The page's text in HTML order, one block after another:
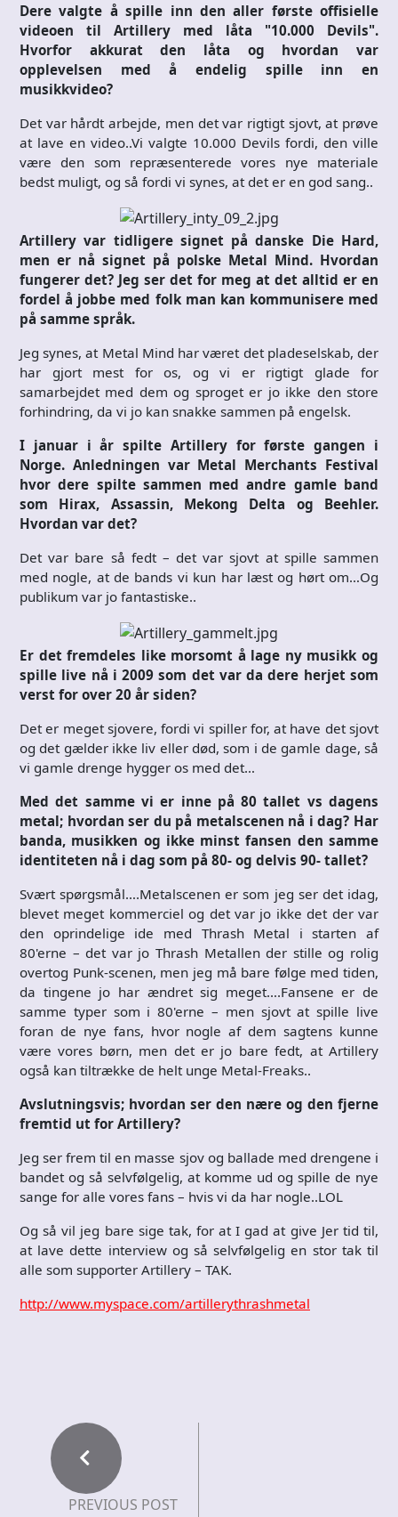
Dere valgte å spille inn den aller første offisielle
videoen til Artillery med låta "10.000 Devils".
Hvorfor akkurat den låta og hvordan var
opplevelsen med å endelig spille inn en
musikkvideo?
Det var hårdt arbejde, men det var rigtigt sjovt, at prøve
at lave en video..Vi valgte 10.000 Devils fordi, den ville
være den som repræsenterede vores nye materiale
bedst muligt, og så fordi vi synes, at det er en god sang..
Artillery var tidligere signet på danske Die Hard,
men er nå signet på polske Metal Mind. Hvordan
fungerer det? Jeg ser det for meg at det alltid er en
fordel å jobbe med folk man kan kommunisere med
på samme språk.
Jeg synes, at Metal Mind har været det pladeselskab, der
har gjort mest for os, og vi er rigtigt glade for
samarbejdet med dem og sproget er jo ikke den store
forhindring, da vi jo kan snakke sammen på engelsk.
I januar i år spilte Artillery for første gangen i
Norge. Anledningen var Metal Merchants Festival
hvor dere spilte sammen med andre gamle band
som Hirax, Assassin, Mekong Delta og Beehler.
Hvordan var det?
Det var bare så fedt – det var sjovt at spille sammen
med nogle, at de bands vi kun har læst og hørt om…Og
publikum var jo fantastiske..
Er det fremdeles like morsomt å lage ny musikk og
spille live nå i 2009 som det var da dere herjet som
verst for over 20 år siden?
Det er meget sjovere, fordi vi spiller for, at have det sjovt
og det gælder ikke liv eller død, som i de gamle dage, så
vi gamle drenge hygger os med det…
Med det samme vi er inne på 80 tallet vs dagens
metal; hvordan ser du på metalscenen nå i dag? Har
banda, musikken og ikke minst fansen den samme
identiteten nå i dag som på 80- og delvis 90- tallet?
Svært spørgsmål….Metalscenen er som jeg ser det idag,
blevet meget kommerciel og det var jo ikke det der var
den oprindelige ide med Thrash Metal i starten af
80'erne – det var jo Thrash Metallen der stille og rolig
overtog Punk-scenen, men jeg må bare følge med tiden,
da tingene jo har ændret sig meget….Fansene er de
samme typer som i 80'erne – men sjovt at spille live
foran de nye fans, hvor nogle af dem sagtens kunne
være vores børn, men det er jo bare fedt, at Artillery
også kan tiltrække de helt unge Metal-Freaks..
Avslutningsvis; hvordan ser den nære og den fjerne
fremtid ut for Artillery?
Jeg ser frem til en masse sjov og ballade med drengene i
bandet og så selvfølgelig, at komme ud og spille de nye
sange for alle vores fans – hvis vi da har nogle..LOL
Og så vil jeg bare sige tak, for at I gad at give Jer tid til,
at lave dette interview og så selvfølgelig en stor tak til
alle som supporter Artillery – TAK.
http://www.myspace.com/artillerythrashmetal
PREVIOUS POST